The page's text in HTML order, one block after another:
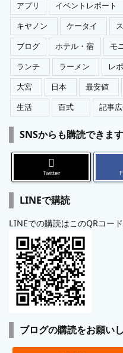
アプリ
イベントレポート
キヤノン
ケータイ
ブログ
ホテル・宿 モ
ランチ
ラーメン レ
大宮
日本 最安値
生活
百式 記事
SNSからも購読できます
Twitter
LINEで購読
LINEでの購読はこのQRコード
ブログの購読をお願い